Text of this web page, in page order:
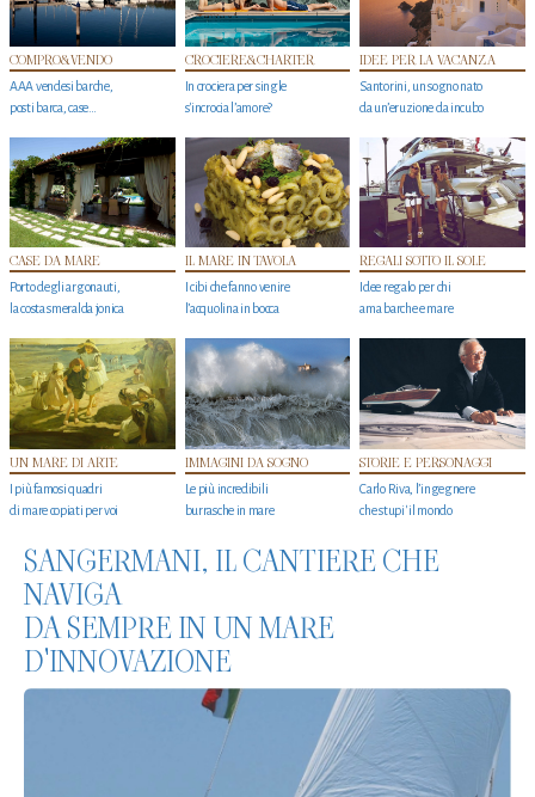
COMPRO&VENDO
AAA vendesi barche,
posti barca, case…
CROCIERE&CHARTER
In crociera per single
s'incrocia l’amore?
IDEE PER LA VACANZA
Santorini, un sogno nato
da un’eruzione da incubo
CASE DA MARE
Porto degli argonauti,
la costa smeralda jonica
IL MARE IN TAVOLA
I cibi che fanno venire
l’acquolina in bocca
REGALI SOTTO IL SOLE
Idee regalo per chi
ama barche e mare
UN MARE DI ARTE
I più famosi quadri
di mare copiati per voi
IMMAGINI DA SOGNO
Le più incredibili
burrasche in mare
STORIE E PERSONAGGI
Carlo Riva, l’ingegnere
che stupi' il mondo
SANGERMANI, IL CANTIERE CHE
NAVIGA
DA SEMPRE IN UN MARE
D'INNOVAZIONE